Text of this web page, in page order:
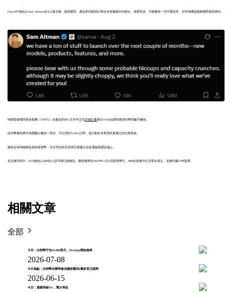
ChatGPT創始人Sam Altman在X上發文稱，新的模型、產品和功能預計將在未來幾個月內推出。他警告說，可能會有一些不穩定性，但市場應該能夠應對新的推出。
特朗普媒體與技術集團（TMTG）在最近的SEC文件中正式詳細計畫推出Truth品牌的實用代幣和數字錢包。
該代幣最初將作為獎勵計畫的一部分，可以用於Truth+訂閱，並計劃在未來用於更廣泛的生態系統。
雖然沒有明確稱其為加密貨幣，但文件的語言表明它將建立在區塊鏈基礎設施上。
在法律消息中，FTX創始人SBF的上訴日期已經確定。聽證會將於2025年11月3日那周舉行。SBF此前被判七項罪名成立，並被判處25年監禁。
相關文章
全部
今日：比特幣守住63,000美元，Strategy開始拋售
2026-07-08
今日焦點：比特幣在聯準會決議前重回6萬多美元區間
2026-06-15
今日：通膨突破4%，戰火再起